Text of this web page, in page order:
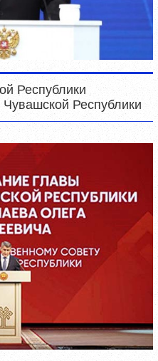
Республики
Республики